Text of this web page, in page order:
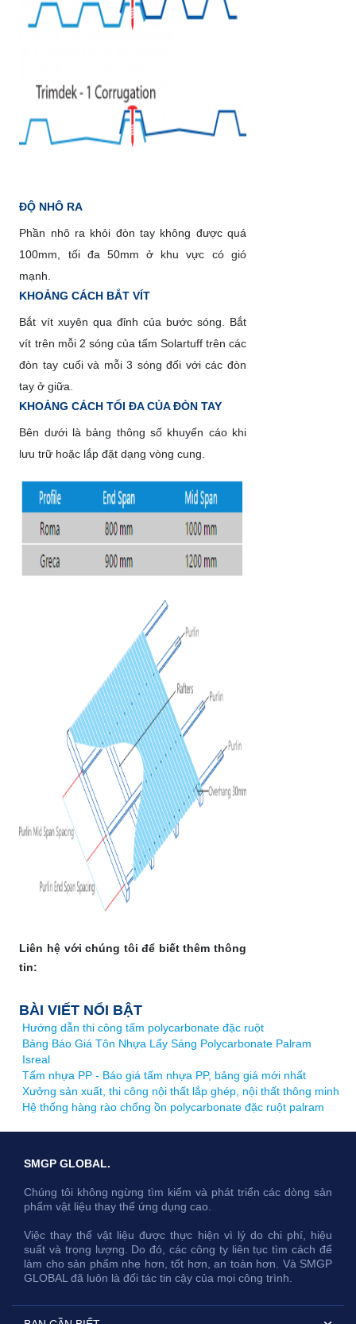
ĐỘ NHÔ RA
Phần nhô ra khỏi đòn tay không được quá
100mm, tối đa 50mm ở khu vực có gió
mạnh.
KHOẢNG CÁCH BẮT VÍT
Bắt vít xuyên qua đỉnh của bước sóng. Bắt
vít trên mỗi 2 sóng của tấm Solartuff trên các
đòn tay cuối và mỗi 3 sóng đối với các đòn
tay ở giữa.
KHOẢNG CÁCH TỐI ĐA CỦA ĐÒN TAY
Bên dưới là bảng thông số khuyến cáo khi
lưu trữ hoặc lắp đặt dạng vòng cung.
Liên hệ với chúng tôi để biết thêm thông
tin:
BÀI VIẾT NỔI BẬT
Hướng dẫn thi công tấm polycarbonate đặc ruột
Bảng Báo Giá Tôn Nhựa Lấy Sáng Polycarbonate Palram
Isreal
Tấm nhựa PP - Báo giá tấm nhựa PP, bảng giá mới nhất
Xưởng sản xuất, thi công nội thất lắp ghép, nội thất thông minh
Hệ thống hàng rào chống ồn polycarbonate đặc ruột palram
SMGP GLOBAL.
Chúng tôi không ngừng tìm kiếm và phát triển các dòng sản
phẩm vật liệu thay thế ứng dụng cao.
Việc thay thế vật liệu được thực hiện vì lý do chi phí, hiệu
suất và trọng lượng. Do đó, các công ty liên tục tìm cách để
làm cho sản phẩm nhẹ hơn, tốt hơn, an toàn hơn. Và SMGP
GLOBAL đã luôn là đối tác tin cậy của mọi công trình.